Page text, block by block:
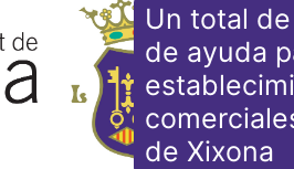
Un total
de ayuda
de Xixona